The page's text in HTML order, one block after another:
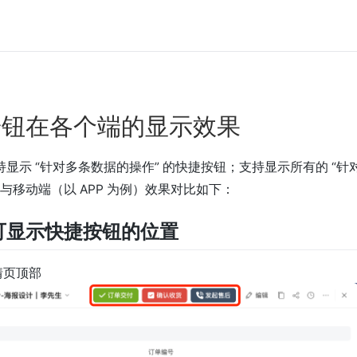
在各个端的显示效果
显示 “针对多条数据的操作” 的快捷按钮；支持显示所有的 “针
移动端（以 APP 为例）效果对比如下：
显示快捷按钮的位置
顶部